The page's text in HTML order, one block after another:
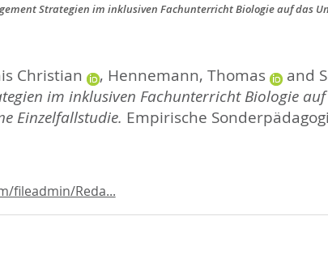
Strategien im inklusiven Fachunterricht Biologie auf das
Christian , Hennemann, Thomas and
im inklusiven Fachunterricht Biologie
Einzelfallstudie. Empirische
fileadmin/Reda...